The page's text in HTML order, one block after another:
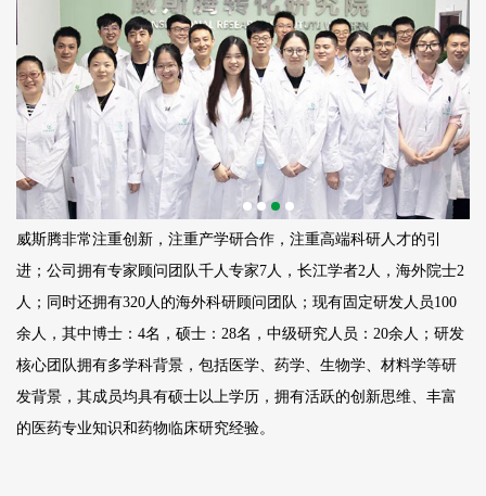
威斯腾非常注重创新，注重产学研合作，注重高端科研人才的引
进；公司拥有专家顾问团队千人专家7人，长江学者2人，海外院士2
人；同时还拥有320人的海外科研顾问团队；现有固定研发人员100
余人，其中博士：4名，硕士：28名，中级研究人员：20余人；研发
核心团队拥有多学科背景，包括医学、药学、生物学、材料学等研
发背景，其成员均具有硕士以上学历，拥有活跃的创新思维、丰富
的医药专业知识和药物临床研究经验。